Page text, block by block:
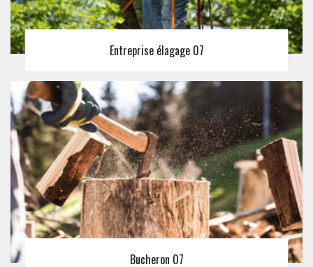
Entreprise élagage 07
Bucheron 07